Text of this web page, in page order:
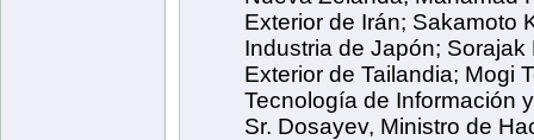
Exterior de Irán; Sakamoto
Industria de Japón;
Exterior de Tailandia; Mogi
Tecnología de Información
Sr. Dosayev, Ministro de